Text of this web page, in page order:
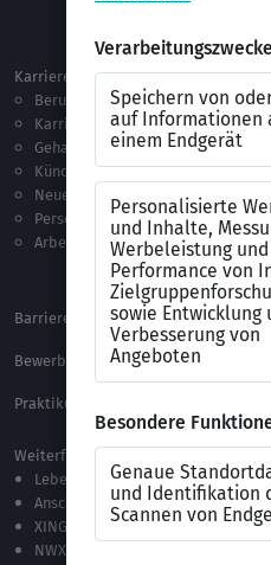
Karriere
Berufseinstieg
Karriere machen
Gehalt
Kündigung
Neue Arbeitswelt
Personalführung
Arbeitsrecht
Barrierefreiheitserklärung
Bewerbungs-FAQ
Praktikum Online Marketing
Weiterführende Links
Lebenslauf-Editor
Anschreiben-Editor
XING Stellenmarkt
NWX – „Alles zur Zukunft der Arbeit“